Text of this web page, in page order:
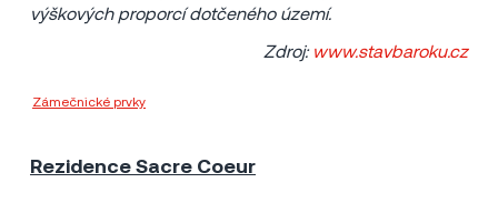
výškových proporcí dotčeného území.
Zdroj: www.stavbaroku.cz
Zámečnické prvky
Rezidence Sacre Coeur